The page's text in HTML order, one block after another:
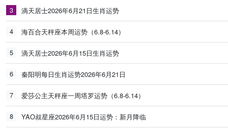
3 滴天居士2026年6月21日生肖运势
4 海百合天秤座本周运势（6.8-6.14）
5 滴天居士2026年6月15日生肖运势
6 秦阳明每日生肖运势2026年6月21日
7 爱莎公主天秤座一周塔罗运势（6.8-6.14）
8 YAO叔星座2026年6月15日运势：新月降临